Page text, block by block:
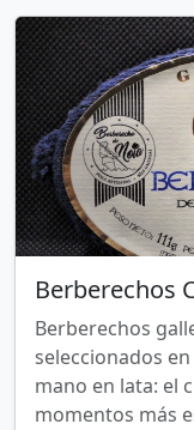
Berberechos
Berberechos
seleccionados
mano en lata: el
momentos más